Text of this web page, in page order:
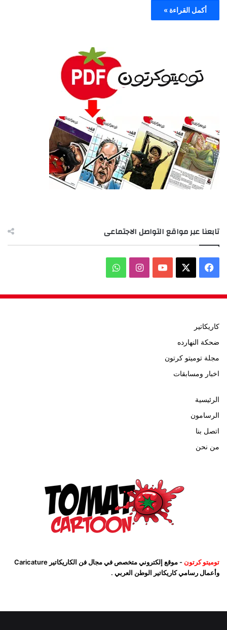
أكمل القراءة »
تابعنا عبر مواقع التواصل الاجتماعى
فيسبوك ‫YouTubeانستقرامواتساب
كاريكاتير
ضحكة النهارده
مجلة توميتو كرتون
اخبار ومسابقات
الرئيسية
الرسامون
اتصل بنا
من نحن
توميتو كرتون
- موقع إلكتروني متخصص في مجال فن الكاريكاتير Caricature
وأعمال رسامي كاريكاتير الوطن العربي .